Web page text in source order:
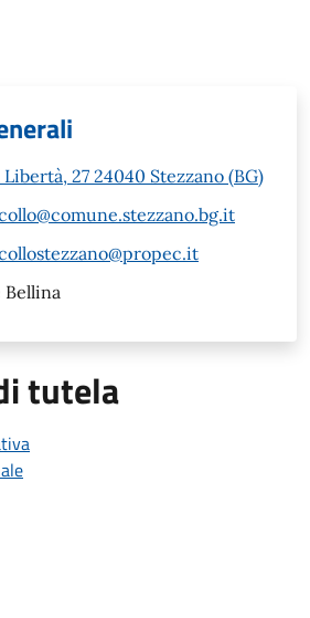
Libertà, 27 24040 Stezzano (BG)
Bellina
tutela